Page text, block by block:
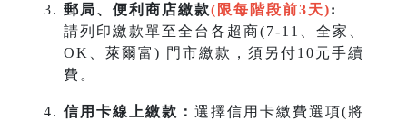
郵局、便利商店繳款(限每階段前3天):
請列印繳款單至全台各超商(7-11、全家、
OK、萊爾富) 門市繳款，須另付10元手續
費。
信用卡線上繳款： 選擇信用卡繳費選項(將